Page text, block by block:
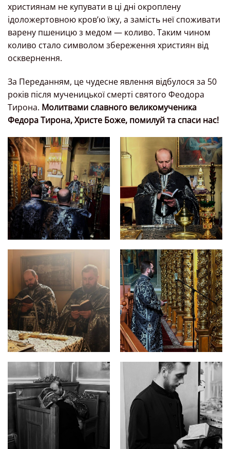
християнам не купувати в ці дні окроплену
ідоложертовною кров’ю їжу, а замість неї споживати
варену пшеницю з медом — коливо. Таким чином
коливо стало символом збереження християн від
осквернення.
За Переданням, це чудесне явлення відбулося за 50
років після мученицької смерті святого Феодора
Тирона. Молитвами славного великомученика
Федора Тирона, Христе Боже, помилуй та спаси нас!